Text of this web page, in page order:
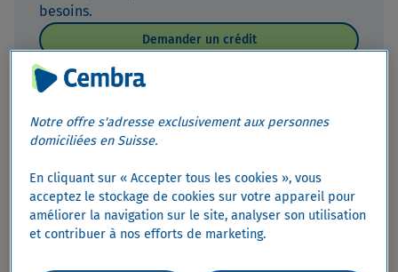
besoins.
Demander un crédit
Les informations essentielles sur votre crédit
personnel
Les informations les plus importantes concernant votre
prêt personnel de Cembra en un coup d'œil :
Notre offre s'adresse exclusivement aux personnes
domiciliées en Suisse.
En cliquant sur « Accepter tous les cookies », vous
acceptez le stockage de cookies sur votre appareil pour
améliorer la navigation sur le site, analyser son utilisation
et contribuer à nos efforts de marketing.